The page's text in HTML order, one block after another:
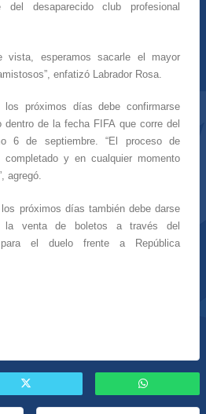
del desaparecido club profesional
vista, esperamos sacarle el mayor
enfatizó Labrador Rosa.
los próximos días debe confirmarse
de la fecha FIFA que corre del
6 de septiembre. “El proceso de
y en cualquier momento
agregó.
próximos días también debe darse
venta de boletos a través del
para el duelo frente a República